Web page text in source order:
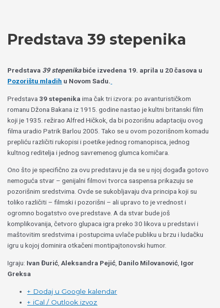
Predstava 39 stepenika
Predstava 39 stepenikabiće izvedena 19. aprila u 20 časova u
Pozorištu mladih u Novom Sadu.
Predstava39 stepenika ima čak tri izvora: po avanturističkom
romanu Džona Bakana iz 1915. godine nastao je kultni britanski film
koji je 1935. režirao Alfred Hičkok, da bi pozorišnu adaptaciju ovog
filma uradio Patrik Barlou 2005. Tako se u ovom pozorišnom komadu
prepliću različiti rukopisi i poetike jednog romanopisca, jednog
kultnog reditelja i jednog savremenog glumca komičara.
Ono što je specifično za ovu predstavu je da se u njoj događa gotovo
nemoguća stvar – genijalni filmovi tvorca saspensa prikazuju se
pozorišnim sredstvima. Ovde se sukobljavaju dva principa koji su
toliko različiti – filmski i pozorišni – ali upravo to je vrednost i
ogromno bogatstvo ove predstave. A da stvar bude još
komplikovanija, četvoro glupaca igra preko 30 likova u predstavi i
maštovitim sredstvima i postupcima uvlače publiku u brzu i ludačku
igru u kojoj dominira otkačeni montipajtonovski humor.
Igraju: Ivan Đurić Aleksandra Pejić Danilo Milovanović Igor
Greksa
+ Dodaj u Google kalendar
+ iCal / Outlook izvoz